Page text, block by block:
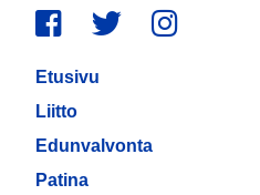
Facebook
Twitter
Etusivu
Liitto
Edunvalvonta
Patina